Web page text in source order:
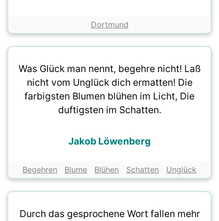
Dortmund
Was Glück man nennt, begehre nicht! Laß
nicht vom Unglück dich ermatten! Die
farbigsten Blumen blühen im Licht, Die
duftigsten im Schatten.
Jakob Löwenberg
Begehren Blume Blühen Schatten Unglück
Durch das gesprochene Wort fallen mehr